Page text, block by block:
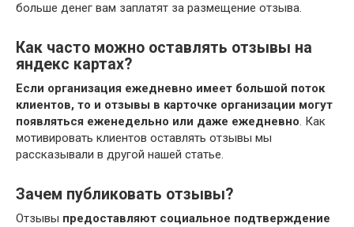
больше денег вам заплатят за размещение отзыва.
Как часто можно оставлять отзывы на
яндекс картах?
Если организация ежедневно имеет большой поток
клиентов, то и отзывы в карточке организации могут
появляться еженедельно или даже ежедневно. Как
мотивировать клиентов оставлять отзывы мы
рассказывали в другой нашей статье.
Зачем публиковать отзывы?
Отзывы предоставляют социальное подтверждение